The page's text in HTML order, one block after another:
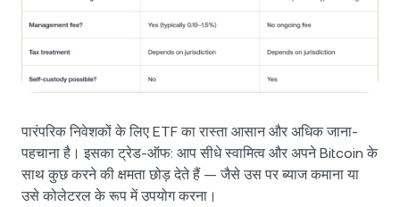
पारंपरिक निवेशकों के लिए ETF का रास्ता आसान और अधिक जाना-
पहचाना है। इसका ट्रेड-ऑफ: आप सीधे स्वामित्व और अपने Bitcoin के
साथ कुछ करने की क्षमता छोड़ देते हैं — जैसे उस पर ब्याज कमाना या
उसे कोलेटरल के रूप में उपयोग करना।